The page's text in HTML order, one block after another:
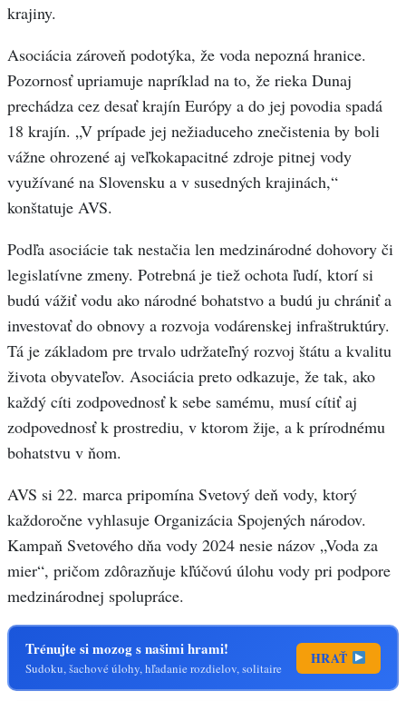
krajiny.
Asociácia zároveň podotýka, že voda nepozná hranice.
Pozornosť upriamuje napríklad na to, že rieka Dunaj
prechádza cez desať krajín Európy a do jej povodia spadá
18 krajín. „V prípade jej nežiaduceho znečistenia by boli
vážne ohrozené aj veľkokapacitné zdroje pitnej vody
využívané na Slovensku a v susedných krajinách,“
konštatuje AVS.
Podľa asociácie tak nestačia len medzinárodné dohovory či
legislatívne zmeny. Potrebná je tiež ochota ľudí, ktorí si
budú vážiť vodu ako národné bohatstvo a budú ju chrániť a
investovať do obnovy a rozvoja vodárenskej infraštruktúry.
Tá je základom pre trvalo udržateľný rozvoj štátu a kvalitu
života obyvateľov. Asociácia preto odkazuje, že tak, ako
každý cíti zodpovednosť k sebe samému, musí cítiť aj
zodpovednosť k prostrediu, v ktorom žije, a k prírodnému
bohatstvu v ňom.
AVS si 22. marca pripomína Svetový deň vody, ktorý
každoročne vyhlasuje Organizácia Spojených národov.
Kampaň Svetového dňa vody 2024 nesie názov „Voda za
mier“, pričom zdôrazňuje kľúčovú úlohu vody pri podpore
medzinárodnej spolupráce.
Trénujte si mozog s našimi hrami!
Sudoku, šachové úlohy, hľadanie rozdielov, solitaire
HRAŤ